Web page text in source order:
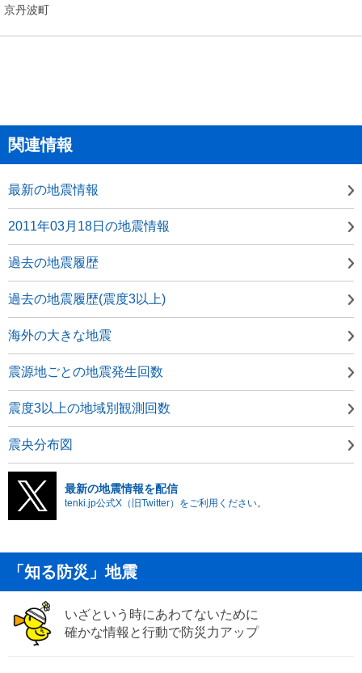
京丹波町
関連情報
最新の地震情報
2011年03月18日の地震情報
過去の地震履歴
過去の地震履歴(震度3以上)
海外の大きな地震
震源地ごとの地震発生回数
震度3以上の地域別観測回数
震央分布図
最新の地震情報を配信
tenki.jp公式X（旧Twitter）をご利用ください。
「知る防災」地震
いざという時にあわてないために
確かな情報と行動で防災力アップ